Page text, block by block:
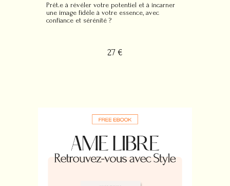
Prêt.e à révéler votre potentiel et à incarner
une image fidèle à votre essence, avec
confiance et sérénité ?
27 €